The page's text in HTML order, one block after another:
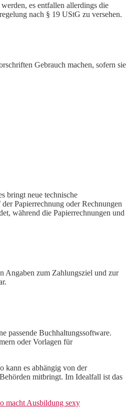
es entfallen allerdings die
nach § 19 UStG zu versehen.
Gebrauch machen, sofern sie
bringt neue technische
Papierrechnung oder Rechnungen
während die Papierrechnungen und
Angaben zum Zahlungsziel und zur
passende Buchhaltungssoftware.
oder Vorlagen für
kann es abhängig von der
mitbringt. Im Idealfall ist das
macht Ausbildung sexy